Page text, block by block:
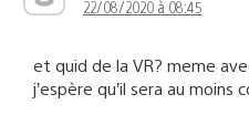
22/08/2020 à 08:45
et quid de la VR? meme
j’espère qu’il sera au moins